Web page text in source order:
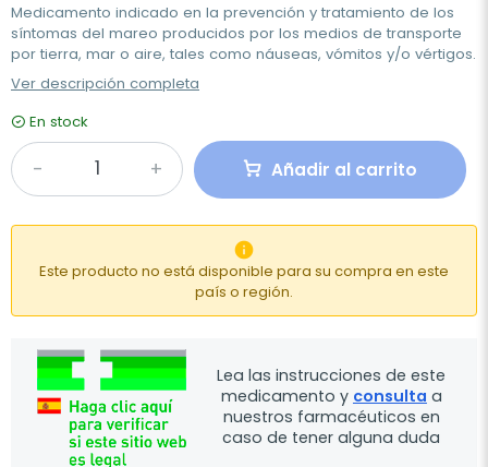
Medicamento indicado en la prevención y tratamiento de los
síntomas del mareo producidos por los medios de transporte
por tierra, mar o aire, tales como náuseas, vómitos y/o vértigos.
Ver descripción completa
En stock
Añadir al carrito

Este producto no está disponible para su compra en este
país o región.
Lea las instrucciones de este
medicamento y consulta a
nuestros farmacéuticos en
caso de tener alguna duda